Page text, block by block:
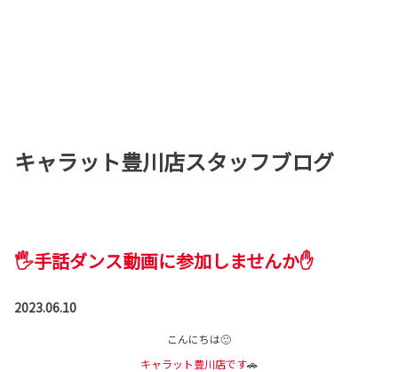
キャラット豊川店スタッフブログ
🖐手話ダンス動画に参加しませんか✋
2023.06.10
こんにちは🙂
キャラット豊川店です🚗